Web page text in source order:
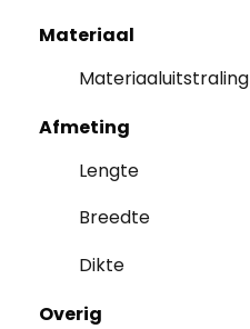
Materiaal
Materiaaluitstraling
Afmeting
Lengte
Breedte
Dikte
Overig